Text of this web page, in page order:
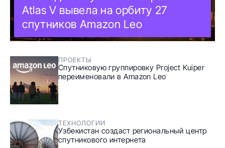
Atlas V вывела на орбиту 27
спутников Amazon Leo
ПРОЕКТЫ
Спутниковую группировку Project Kuiper
переименовали в Amazon Leo
ТЕХНОЛОГИИ
Узбекистан создаст региональный центр
спутникового интернета